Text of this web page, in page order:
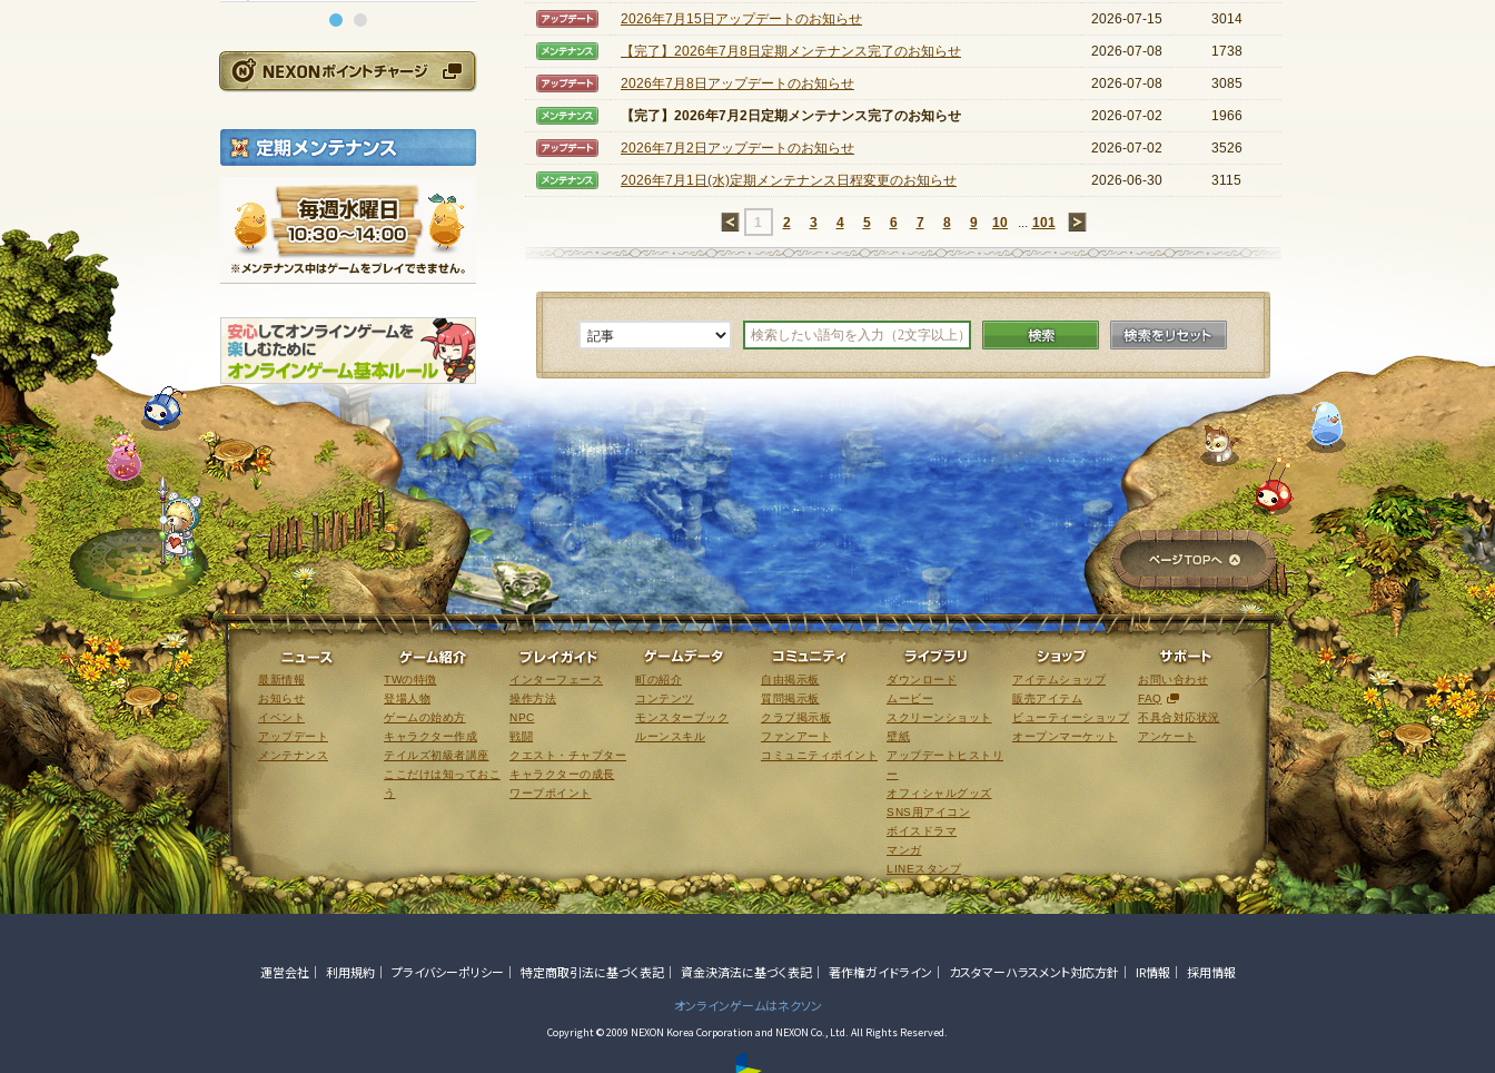
NEXONポイントチャージ
定期メンテナンス
毎週水曜日 10:30～14:00
※メンテナンス中はゲームをプレイできません。
【アップデート】
2026年7月15日アップデートのお知らせ 2026-07-15 3014
【メンテナンス】
【完了】2026年7月8日定期メンテナンス完了のお知らせ 2026-07-08 1738
【アップデート】
2026年7月8日アップデートのお知らせ 2026-07-08 3085
【メンテナンス】
【完了】2026年7月2日定期メンテナンス完了のお知らせ 2026-07-02 1966
【アップデート】
2026年7月2日アップデートのお知らせ 2026-07-02 3526
【メンテナンス】
2026年7月1日(水)定期メンテナンス日程変更のお知らせ 2026-06-30 3115
←1 2 3 4 5 6 7 8 9 10 ... 101
検索 検索をリセット
ページTOPへ
ニュース
最新情報
お知らせ
イベント
アップデート
メンテナンス
ゲーム紹介
TWの特徴
登場人物
ゲームの始め方
キャラクター作成
テイルズ初級者講座
ここだけは知っておこ
う
プレイガイド
インターフェース
操作方法
NPC
戦闘
クエスト・チャプター
キャラクターの成長
ワープポイント
ゲームデータ
町の紹介
コンテンツ
モンスターブック
ルーンスキル
コミュニティ
自由掲示板
質問掲示板
クラブ掲示板
ファンアート
コミュニティポイント
ライブラリ
ダウンロード
ムービー
スクリーンショット
壁紙
アップデートヒストリ
ー
オフィシャルグッズ
SNS用アイコン
ボイスドラマ
マンガ
LINEスタンプ
ショップ
アイテムショップ
販売アイテム
ビューティーショップ
オープンマーケット
サポート
お問い合わせ
FAQ
不具合対応状況
アンケート
運営会社 利用規約 プライバシーポリシー 特定商取引法に基づく表記 資金決済法に基づく表記 著作権ガイドライン カスタマーハラスメント対応方針 IR情報
採用情報
オンラインゲームはネクソン
Copyright © 2009 NEXON Korea Corporation and NEXON Co., Ltd. All Rights Reserved.